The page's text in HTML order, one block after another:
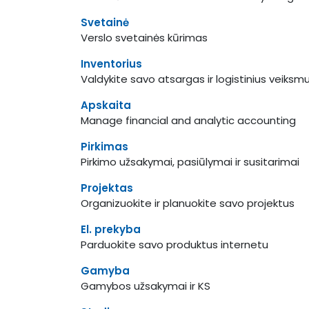
Svetainė
Verslo svetainės kūrimas
Inventorius
Valdykite savo atsargas ir logistinius
Apskaita
Manage financial and analytic accounting
Pirkimas
Pirkimo užsakymai, pasiūlymai ir susitarimai
Projektas
Organizuokite ir planuokite savo projektus
El. prekyba
Parduokite savo produktus internetu
Gamyba
Gamybos užsakymai ir KS